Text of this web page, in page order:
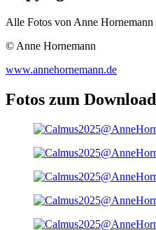
Alle Fotos von Anne Hornemann
© Anne Hornemann
www.annehornemann.de
Fotos zum Download